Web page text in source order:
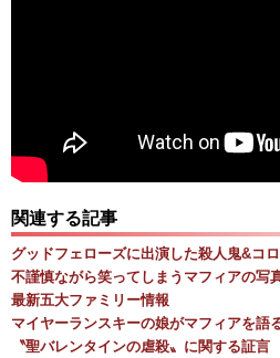
関連する記事
グッドフェローズに出演した殺人鬼&コ
不謹慎ながら笑ってしまうマフィアの写
最新五大ファミリー情報
マイヤーランスキーの娘がマフィアを語
〝聖バレンタインの虐殺〟に関する証言